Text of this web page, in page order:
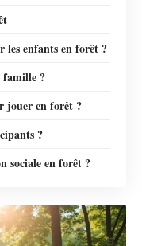
les enfants en forêt ?
famille ?
jouer en forêt ?
?
sociale en forêt ?